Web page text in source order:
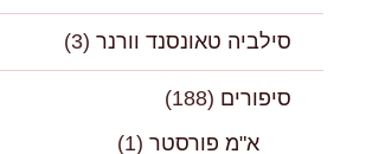
סילביה טאונסנד וורנר (3)
סיפורים (188)
א"מ פורסטר (1)